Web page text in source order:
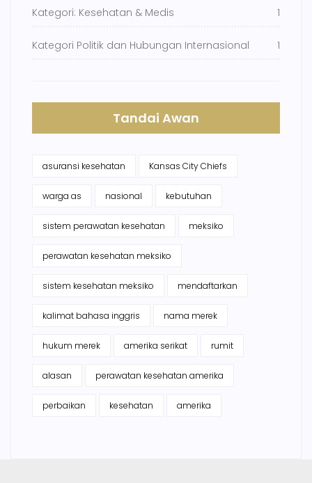
Kategori: Kesehatan & Medis 1
Kategori Politik dan Hubungan Internasional 1
Tandai Awan
asuransi kesehatan Kansas City Chiefs
warga as nasional kebutuhan
sistem perawatan kesehatan meksiko
perawatan kesehatan meksiko
sistem kesehatan meksiko mendaftarkan
kalimat bahasa inggris nama merek
hukum merek amerika serikat rumit
alasan perawatan kesehatan amerika
perbaikan kesehatan amerika